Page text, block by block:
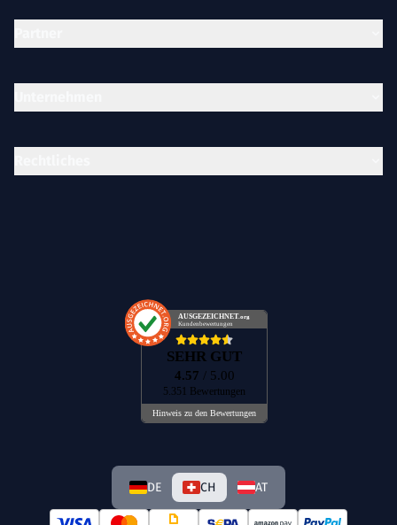
AUSGEZEICHNET .org
Kundenbewertungen
SEHR GUT
4.57 / 5.00
5.351 Bewertungen
Hinweis zu den Bewertungen
DE CH AT